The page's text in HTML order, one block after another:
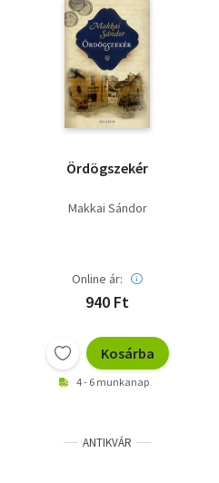
Ördögszekér
Makkai Sándor
Online ár:
940 Ft
Kosárba
4 - 6 munkanap
ANTIKVÁR